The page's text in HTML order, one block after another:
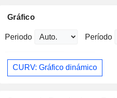
Gráfico
Periodo Período
CURV: Gráfico dinámico